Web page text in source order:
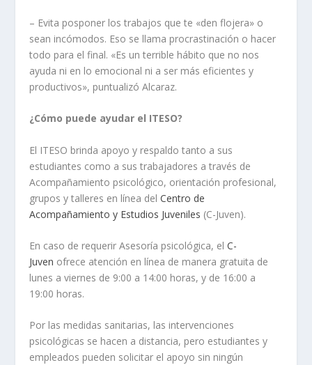
– Evita posponer los trabajos que te «den flojera» o
sean incómodos. Eso se llama procrastinación o hacer
todo para el final. «Es un terrible hábito que no nos
ayuda ni en lo emocional ni a ser más eficientes y
productivos», puntualizó Alcaraz.
¿Cómo puede ayudar el ITESO?
El ITESO brinda apoyo y respaldo tanto a sus
estudiantes como a sus trabajadores a través de
Acompañamiento psicológico, orientación profesional,
grupos y talleres en línea delCentro de
Acompañamiento y Estudios Juveniles (C-Juven).
En caso de requerir Asesoría psicológica, elC-
Juven ofrece atención en línea de manera gratuita de
lunes a viernes de 9:00 a 14:00 horas, y de 16:00 a
19:00 horas.
Por las medidas sanitarias, las intervenciones
psicológicas se hacen a distancia, pero estudiantes y
empleados pueden solicitar el apoyo sin ningún